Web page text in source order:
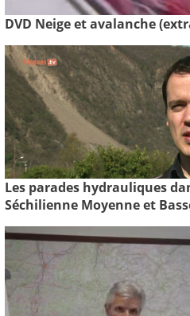
DVD Neige et avalanche
Les parades hydrauliques
Séchilienne Moyenne et